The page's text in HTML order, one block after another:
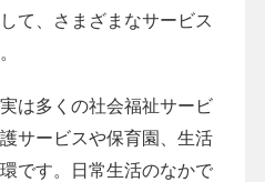
て、さまざまなサービス
は多くの社会福祉サービ
サービスや保育園、生活
です。日常生活のなかで